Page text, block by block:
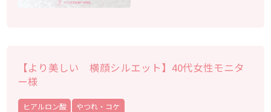
【より美しい 横顔シルエット】40代女性モニタ
ー様
ヒアルロン酸 やつれ・コケ